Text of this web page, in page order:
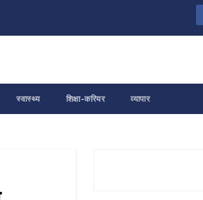
स्वास्थ्य शिक्षा-करियर व्यापार